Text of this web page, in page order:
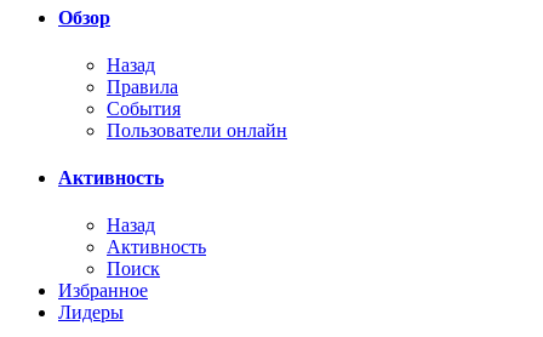
Обзор
Назад
Правила
События
Пользователи онлайн
Активность
Назад
Активность
Поиск
Избранное
Лидеры